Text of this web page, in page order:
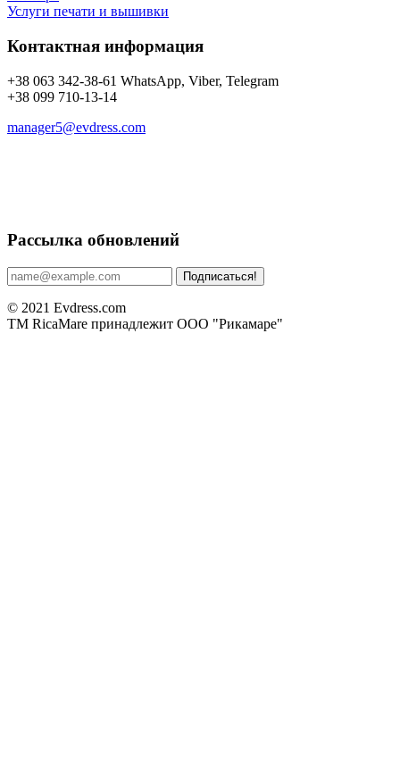
Услуги печати и вышивки
Контактная информация
+38 063 342-38-61 WhatsApp, Viber, Telegram
+38 099 710-13-14
manager5@evdress.com
Рассылка обновлений
Подписаться!
© 2021 Evdress.com
ТМ RicaMare принадлежит ООО "Рикамаре"